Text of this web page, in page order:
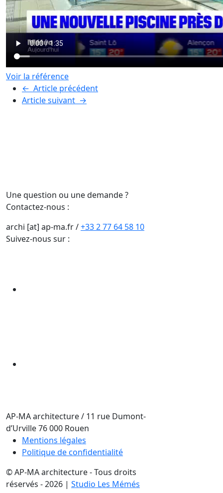
Voir la référence
← Article précédent
Article suivant →
Une question ou une demande ?
Contactez-nous :
archi [at] ap-ma.fr/+33 2 77 64 58 10
Suivez-nous sur :
AP-MA architecture/ 11 rue Dumont-
d’Urville76 000 Rouen
Mentions légales
Politique de confidentialité
© AP-MA architecture - Tous droits
réservés - 2026 | Studio Les Mémés